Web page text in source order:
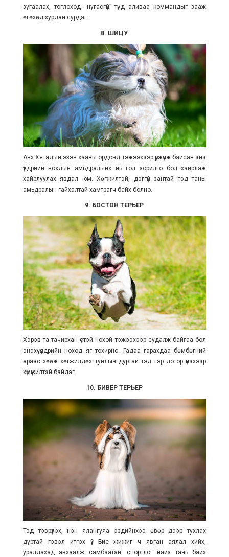
зугаалах, тоглоход “нугасгүй” түүнд аливаа коммандыг зааж
өгөхөд хурдан сурдаг.
8. ШИЦУ
Анх Хятадын эзэн хааны ордонд тэжээхээр үржүүлж байсан энэ
үүлдрийн нохдын амьдралынх нь гол зорилго бол хайрлаж
хайрлуулах явдал юм. Хөгжилтэй, дэггүй зантай тэд таны
амьдралын гайхалтай хамтрагч байх болно.
9. БОСТОН ТЕРЬЕР
Хэрэв та тачирхан үстэй нохой тэжээхээр судалж байгаа бол
энэхүү үүлдрийн ноход яг тохирно. Гадаа гарахдаа бөмбөгний
араас хөөж хөгжилдөх туйлын дуртай тэд гэр дотор үнэхээр
хүмүүжилтэй байдаг.
10. БИВЕР ТЕРЬЕР
Тэд тэврүүлэх, нэн ялангуяа эздийнхээ өвөр дээр тухлах
дуртай гэвэл итгэх үү? Бие жижиг ч явган аялал хийх,
уралдахад авхаалж самбаатай, спортлог найз тань байх